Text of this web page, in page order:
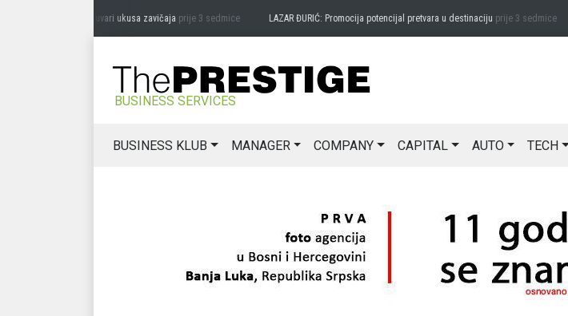
MIĆANOVIĆ: Čuvari ukusa zavičajaprije 3 sedmice LAZAR ĐURIĆ: Promocija potencijal pretvara u destinacijuprije 3 sedmice
BUSINESS SERVICES
BUSINESS KLUB MANAGER COMPANY CAPITAL AUTO TECH